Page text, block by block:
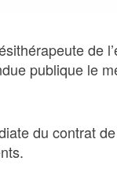
de
publique le
du contrat